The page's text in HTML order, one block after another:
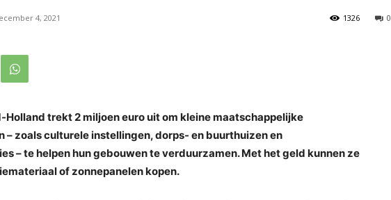
4, 2021 0
1326
Holland trekt 2 miljoen euro uit om kleine maatschappelijke
– zoals culturele instellingen, dorps- en buurthuizen en
– te helpen hun gebouwen te verduurzamen. Met het geld kunnen ze
of zonnepanelen kopen.